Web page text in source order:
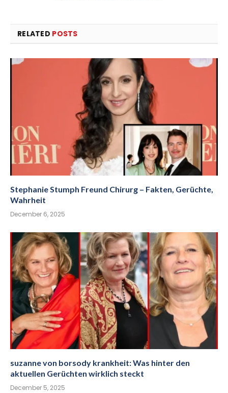
RELATED POSTS
Stephanie Stumph Freund Chirurg – Fakten, Gerüchte,
Wahrheit
December 6, 2025
suzanne von borsody krankheit: Was hinter den
aktuellen Gerüchten wirklich steckt
December 5, 2025